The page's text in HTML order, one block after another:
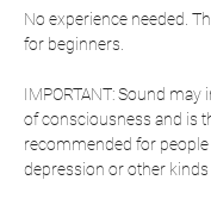
No experience needed.
for beginners.
IMPORTANT: Sound may
of consciousness and is
recommended for people
depression or other